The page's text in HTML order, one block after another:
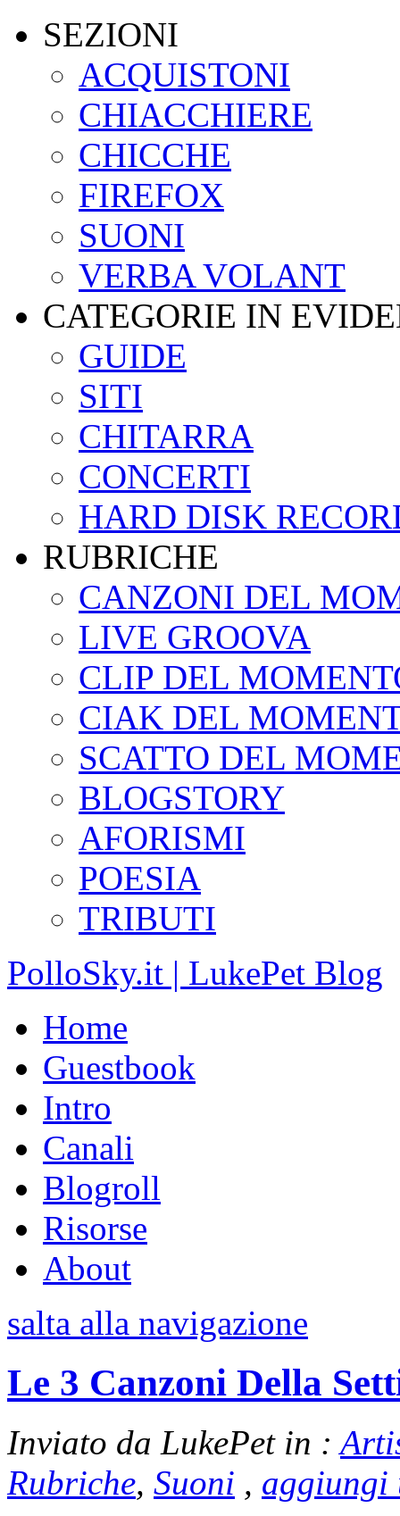
SEZIONI
ACQUISTONI
CHIACCHIERE
CHICCHE
FIREFOX
SUONI
VERBA VOLANT
CATEGORIE IN
GUIDE
SITI
CHITARRA
CONCERTI
HARD DISK
RUBRICHE
CANZONI DEL
LIVE GROOVA
CLIP DEL
CIAK DEL
SCATTO DEL
BLOGSTORY
AFORISMI
POESIA
TRIBUTI
PolloSky.it | LukePet Blog
Home
Guestbook
Intro
Canali
Blogroll
Risorse
About
salta alla navigazione
Le 3 Canzoni Della
Inviato da LukePet in :
Rubriche, Suoni , aggiungi